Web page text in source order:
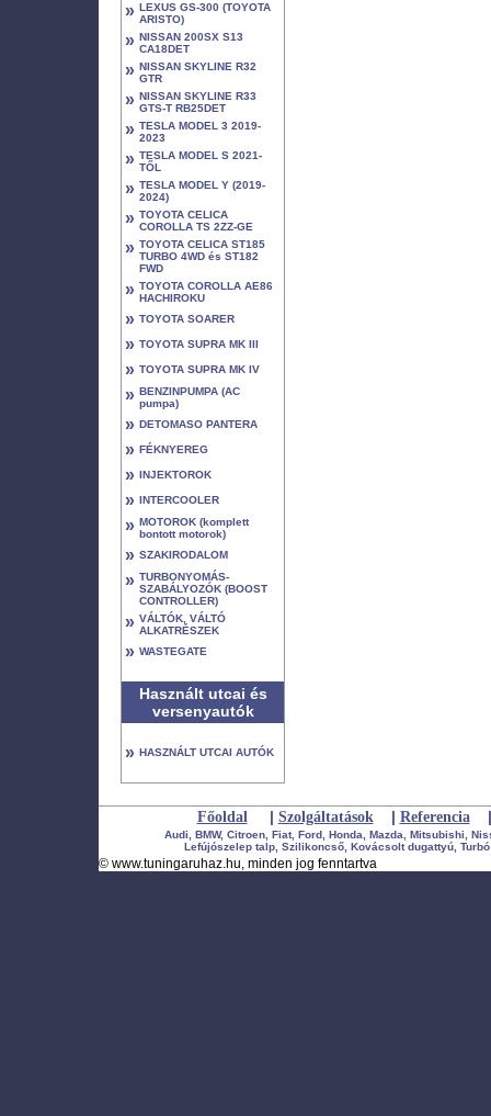
» LEXUS GS-300 (TOYOTA
ARISTO)
» NISSAN 200SX S13
CA18DET
» NISSAN SKYLINE R32
GTR
» NISSAN SKYLINE R33
GTS-T RB25DET
» TESLA MODEL 3 2019-
2023
» TESLA MODEL S 2021-
TŐL
» TESLA MODEL Y (2019-
2024)
» TOYOTA CELICA
COROLLA TS 2ZZ-GE
» TOYOTA CELICA ST185
TURBO 4WD és ST182
FWD
» TOYOTA COROLLA AE86
HACHIROKU
» TOYOTA SOARER
» TOYOTA SUPRA MK III
» TOYOTA SUPRA MK IV
» BENZINPUMPA (AC
pumpa)
» DETOMASO PANTERA
» FÉKNYEREG
» INJEKTOROK
» INTERCOOLER
» MOTOROK (komplett
bontott motorok)
» SZAKIRODALOM
» TURBONYOMÁS-
SZABÁLYOZÓK (BOOST
CONTROLLER)
» VÁLTÓK, VÁLTÓ
ALKATRÉSZEK
» WASTEGATE
Használt utcai és
versenyautók
» HASZNÁLT UTCAI AUTÓK
Főoldal | Szolgáltatások | Referencia |
Audi, BMW, Citroen, Fiat, Ford, Honda, Mazda, Mitsubishi,
Lefújószelep talp, Szilikoncső, Kovácsolt dugattyú,
© www.tuningaruhaz.hu, minden jog fenntartva